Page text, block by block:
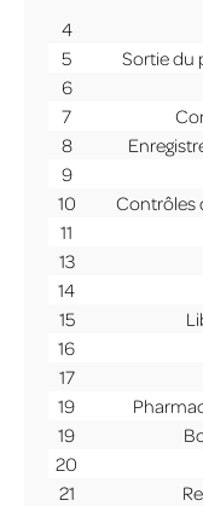
4
5
Sortie du
6
7
8
9
10
Contrôles
11
13
14
15
16
17
19
19
20
21